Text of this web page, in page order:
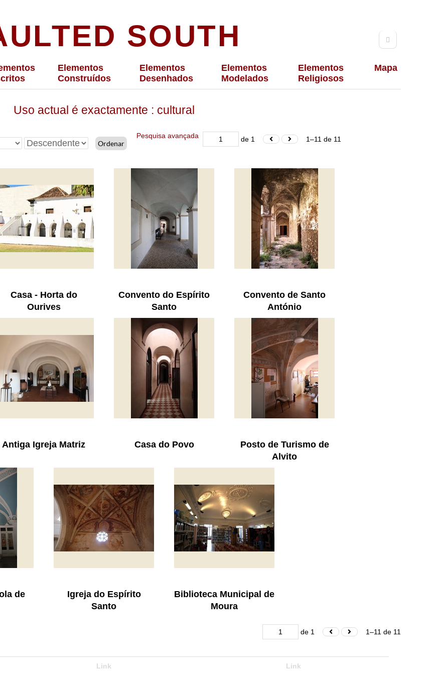
SOUTH
Elementos
Construídos
Elementos
Desenhados
Elementos
Modelados
Elementos
Religiosos
Mapa
Uso actual é exactamente cultural
de 1 1–11 de 11
Pesquisa avançada
Ordenar
Casa - Horta do
Ourives
Convento do Espírito
Santo
Convento de Santo
António
Antiga Igreja Matriz Casa do Povo
Posto de Turismo de
Alvito
de
Igreja do Espírito
Santo
Biblioteca Municipal de
Moura
de 1 1–11 de 11
Link Link